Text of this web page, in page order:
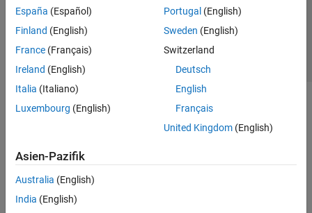
España (Español)
Finland (English)
France (Français)
Ireland (English)
Italia (Italiano)
Luxembourg (English)
Portugal (English)
Sweden (English)
Switzerland
Deutsch
English
Français
United Kingdom(English)
Asien-Pazifik
Australia (English)
India (English)
Website auswählen
Deutschland